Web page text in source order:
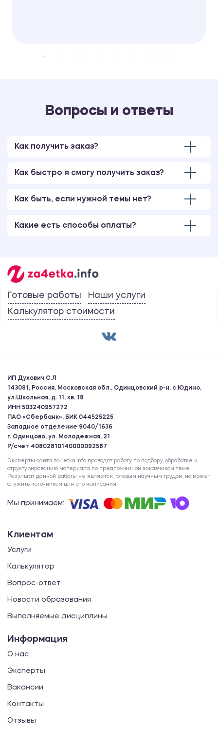
Вопросы и ответы
Как получить заказ?
Как быстро я смогу получить заказ?
Как быть, если нужной темы нет?
Какие есть способы оплаты?
Готовые работы
Наши услуги
Калькулятор стоимости
ИП Духович С.Л
143081, Россия, Московская обл., Одинцовский р-н, с.Юдино,
ул.Школьная, д. 11, кв. 18
ИНН 503240957272
ПАО «Сбербанк», БИК 044525225
Западное отделение 9040/1636
г. Одинцово, ул. Молодежная, 21
Р/счет 40802810140000092587
Эксперты сайта za4etka.info проводят работу по подбору, обработке и
структурированию материала по предложенной заказчиком теме.
Результат данной работы не является готовым научным трудом, но может
служить источником для его написания.
Мы принимаем:
Клиентам
Услуги
Калькулятор
Вопрос-ответ
Новости образования
Выполняемые дисциплины
Информация
О нас
Эксперты
Вакансии
Контакты
Отзывы